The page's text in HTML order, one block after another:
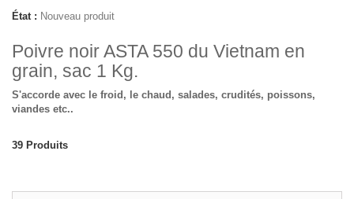
État : Nouveau produit
Poivre noir ASTA 550 du Vietnam en
grain, sac 1 Kg.
S'accorde avec le froid, le chaud, salades, crudités, poissons,
viandes etc..
39 Produits